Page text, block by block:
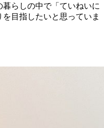
らしの中で「ていねいに
目指したいと思っていま